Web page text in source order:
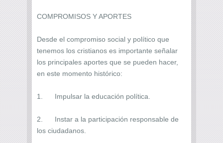
COMPROMISOS Y APORTES
Desde el compromiso social y político que
tenemos los cristianos es importante señalar
los principales aportes que se pueden hacer,
en este momento histórico:
1. Impulsar la educación política.
2. Instar a la participación responsable de
los ciudadanos.